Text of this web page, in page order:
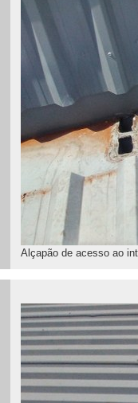
Alçapão de acesso ao